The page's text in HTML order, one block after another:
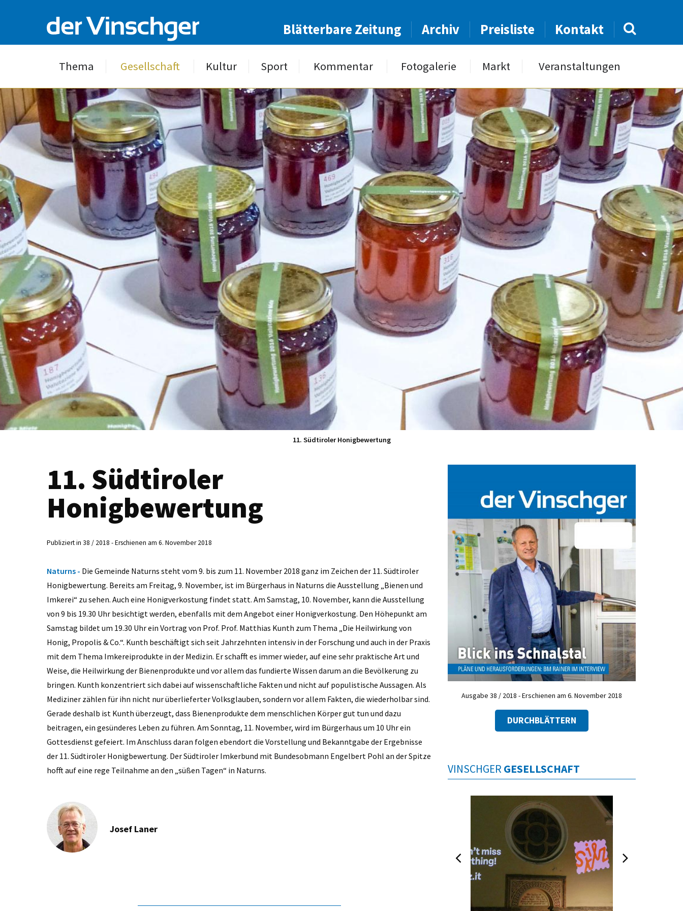
Blätterbare Zeitung Archiv Preisliste Kontakt
Thema Gesellschaft Kultur Sport Kommentar Fotogalerie Markt Veranstaltungen
11. Südtiroler Honigbewertung
11. Südtiroler
Honigbewertung
Publiziert in 38 / 2018 - Erschienen am 6. November 2018
Naturns - Die Gemeinde Naturns steht vom 9. bis zum 11. November 2018 ganz im Zeichen der 11. Südtiroler
Honigbewertung. Bereits am Freitag, 9. November, ist im Bürgerhaus in Naturns die Ausstellung „Bienen und
Imkerei“ zu sehen. Auch eine Honigverkostung findet statt. Am Samstag, 10. November, kann die Ausstellung
von 9 bis 19.30 Uhr besichtigt werden, ebenfalls mit dem Angebot einer Honigverkostung. Den Höhepunkt am
Samstag bildet um 19.30 Uhr ein Vortrag von Prof. Prof. Matthias Kunth zum Thema „Die Heilwirkung von
Honig, Propolis & Co.“. Kunth beschäftigt sich seit Jahrzehnten intensiv in der Forschung und auch in der Praxis
mit dem Thema Imkereiprodukte in der Medizin. Er schafft es immer wieder, auf eine sehr praktische Art und
Weise, die Heilwirkung der Bienenprodukte und vor allem das fundierte Wissen darum an die Bevölkerung zu
bringen. Kunth konzentriert sich dabei auf wissenschaftliche Fakten und nicht auf populistische Aussagen. Als
Mediziner zählen für ihn nicht nur überlieferter Volksglauben, sondern vor allem Fakten, die wiederholbar sind.
Gerade deshalb ist Kunth überzeugt, dass Bienenprodukte dem menschlichen Körper gut tun und dazu
beitragen, ein gesünderes Leben zu führen. Am Sonntag, 11. November, wird im Bürgerhaus um 10 Uhr ein
Gottesdienst gefeiert. Im Anschluss daran folgen ebendort die Vorstellung und Bekanntgabe der Ergebnisse
der 11. Südtiroler Honigbewertung. Der Südtiroler Imkerbund mit Bundesobmann Engelbert Pohl an der Spitze
hofft auf eine rege Teilnahme an den „süßen Tagen“ in Naturns.
Josef Laner
Ausgabe 38 / 2018 - Erschienen am 6. November 2018
DURCHBLÄTTERN
VINSCHGER GESELLSCHAFT